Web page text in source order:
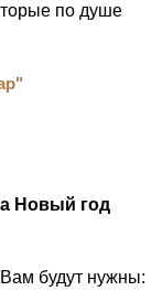
по душе
Новый год
будут нужны: